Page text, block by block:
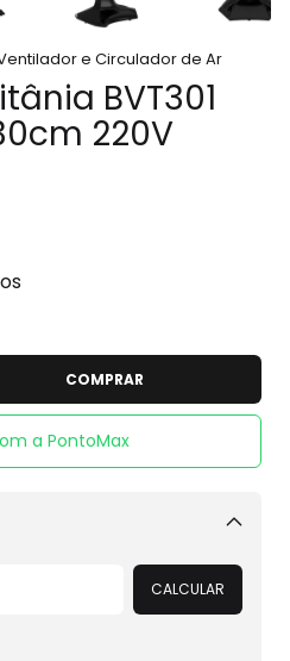
e Circulador de Ar
BVT301
220V
a PontoMax
Alterar CEP
CALCULAR